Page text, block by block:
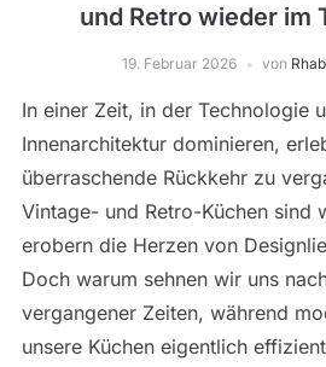
und Retro wieder im
19. Februar 2026 von
In einer Zeit, in der Technologie
Innenarchitektur dominieren,
überraschende Rückkehr zu
Vintage- und Retro-Küchen sind
erobern die Herzen von
Doch warum sehnen wir uns
vergangener Zeiten, während
unsere Küchen eigentlich